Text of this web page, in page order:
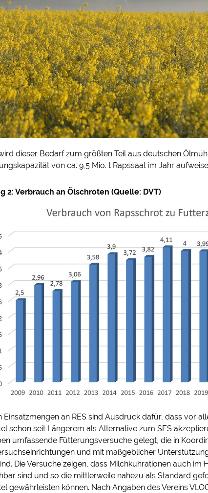
dieser Bedarf zum größten Teil aus deutschen
von ca. 9,5 Mio. t Rapssaat im Jahr
2: Verbrauch an Ölschroten (Quelle: DVT)
Einsatzmengen an RES sind Ausdruck dafür, dass vor
schon seit Längerem als Alternative zum SES
umfassende Fütterungsversuche gelegt, die in
und mit maßgeblicher
Die Versuche zeigen, dass Milchkuhrationen auch im
sind und so die mittlerweile nahezu als Standard
gewährleisten können. Nach Angaben des Vereins